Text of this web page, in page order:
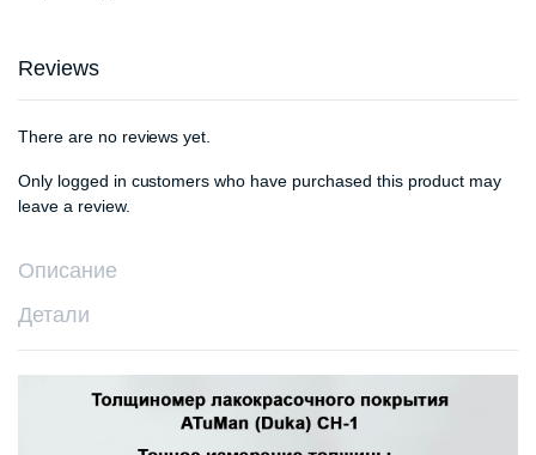
Reviews
There are no reviews yet.
Only logged in customers who have purchased this product may
leave a review.
Описание
Детали